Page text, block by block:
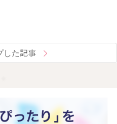
した記事